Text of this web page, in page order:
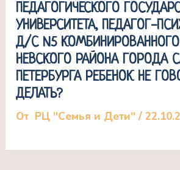
ПЕДАГОГИЧЕСКОГО
УНИВЕРСИТЕТА, ПЕДАГОГ-
Д/С N5
НЕВСКОГО РАЙОНА ГОРОДА
ПЕТЕРБУРГА РЕБЕНОК НЕ
ДЕЛАТЬ?
От РЦ "Семья и Дети"/